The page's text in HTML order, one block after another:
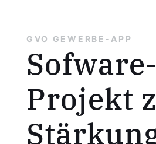
GVO GEWERBE-APP
Sofware-
Projekt